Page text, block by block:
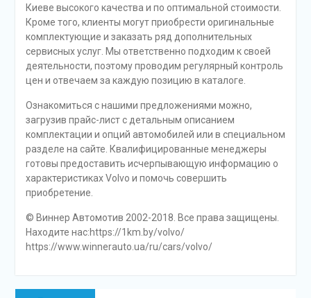
Киеве высокого качества и по оптимальной стоимости.
Кроме того, клиенты могут приобрести оригинальные
комплектующие и заказать ряд дополнительных
сервисных услуг. Мы ответственно подходим к своей
деятельности, поэтому проводим регулярный контроль
цен и отвечаем за каждую позицию в каталоге.
Ознакомиться с нашими предложениями можно,
загрузив прайс-лист с детальным описанием
комплектации и опций автомобилей или в специальном
разделе на сайте. Квалифицированные менеджеры
готовы предоставить исчерпывающую информацию о
характеристиках Volvo и помочь совершить
приобретение.
© Виннер Автомотив 2002-2018. Все права защищены.
Находите нас:https://1km.by/volvo/
https://www.winnerauto.ua/ru/cars/volvo/
Навигация